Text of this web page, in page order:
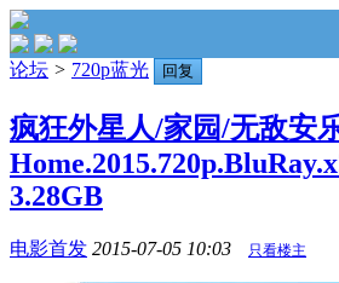
论坛 > 720p蓝光 回复
疯狂外星人/家园/无敌安
3.28GB
电影首发 2015-07-05 10:03 只看楼主